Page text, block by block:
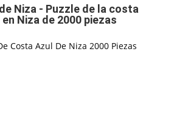
Niza - Puzzle de la costa
Niza de 2000 piezas